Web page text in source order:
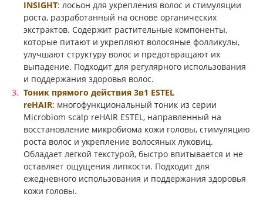
INSIGHT: лосьон для укрепления волос и стимуляции
роста, разработанный на основе органических
экстрактов. Содержит растительные компоненты,
которые питают и укрепляют волосяные фолликулы,
улучшают структуру волос и предотвращают их
выпадение. Подходит для регулярного использования
и поддержания здоровья волос.
Тоник прямого действия 3в1 ESTEL
reHAIR: многофункциональный тоник из серии
Microbiom scalp reHAIR ESTEL, направленный на
восстановление микробиома кожи головы, стимуляцию
роста волос и укрепление волосяных луковиц.
Обладает легкой текстурой, быстро впитывается и не
оставляет ощущения липкости. Подходит для
ежедневного использования и поддержания здоровья
кожи головы.